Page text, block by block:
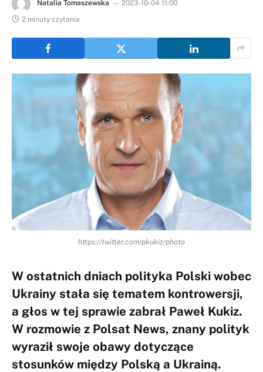
Natalia Tomaszewska
2023-10-04 11:00
2 minuty czytania
https://twitter.com/pkukiz/photo
W ostatnich dniach polityka Polski wobec
Ukrainy stała się tematem kontrowersji,
a głos w tej sprawie zabrał Paweł Kukiz.
W rozmowie z Polsat News, znany polityk
wyraził swoje obawy dotyczące
stosunków między Polską a Ukrainą.